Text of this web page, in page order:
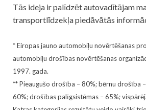
Tās ideja ir palīdzēt autovadītājam
transportlīdzekļa piedāvātās
* Eiropas jauno automobiļu novērtēšanas
automobiļu drošības novērtēšanas
1997. gada.
** Pieaugušo drošība – 80%; bērnu drošība
60%; drošības palīgsistēmas – 65%;